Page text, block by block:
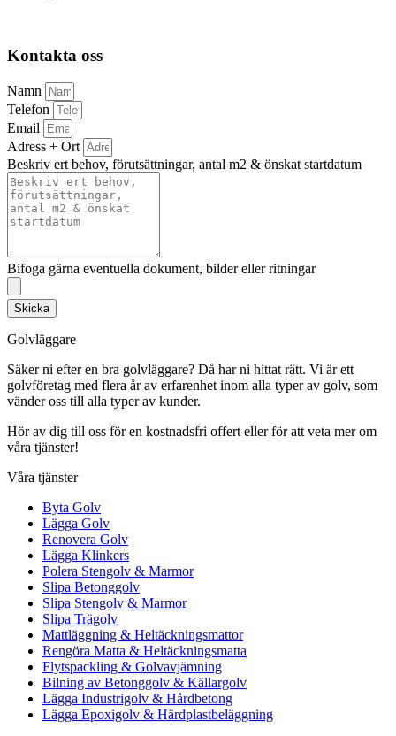
Kontakta oss
Namn
Telefon
Email
Adress + Ort
Beskriv ert behov, förutsättningar, antal m2 & önskat startdatum
Bifoga gärna eventuella dokument, bilder eller ritningar
Skicka
Golvläggare
Säker ni efter en bra golvläggare? Då har ni hittat rätt. Vi är ett
golvföretag med flera år av erfarenhet inom alla typer av golv, som
vänder oss till alla typer av kunder.
Hör av dig till oss för en kostnadsfri offert eller för att veta mer om
våra tjänster!
Våra tjänster
Byta Golv
Lägga Golv
Renovera Golv
Lägga Klinkers
Polera Stengolv & Marmor
Slipa Betonggolv
Slipa Stengolv & Marmor
Slipa Trägolv
Mattläggning & Heltäckningsmattor
Rengöra Matta & Heltäckningsmatta
Flytspackling & Golvavjämning
Bilning av Betonggolv & Källargolv
Lägga Industrigolv & Hårdbetong
Lägga Epoxigolv & Härdplastbeläggning